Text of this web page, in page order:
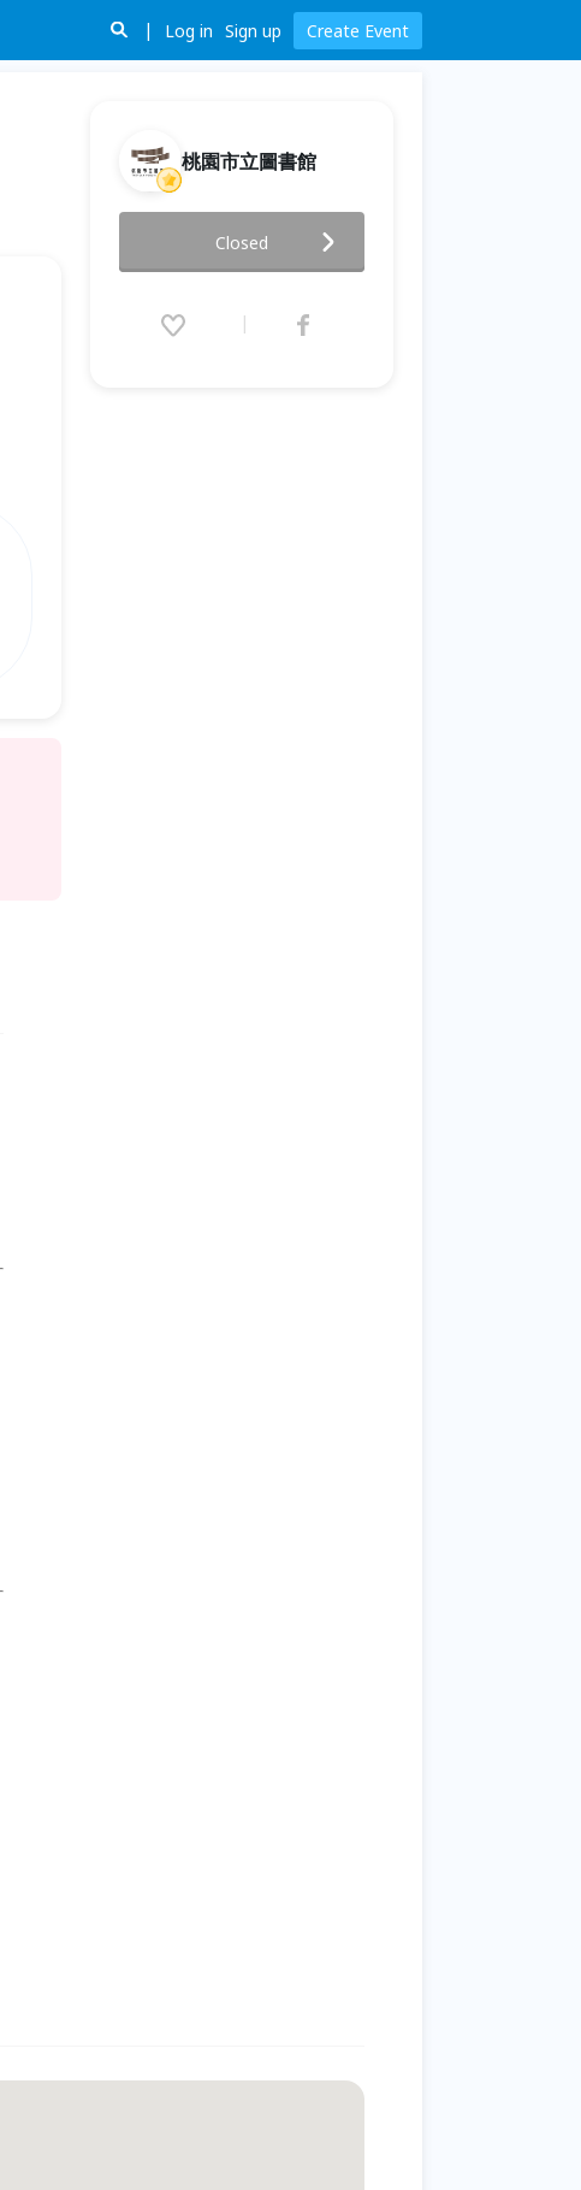
Log in Sign up Create Event
桃園市立圖書館
2026.07.25 (Sat) 13:00 - 15:40
Closed